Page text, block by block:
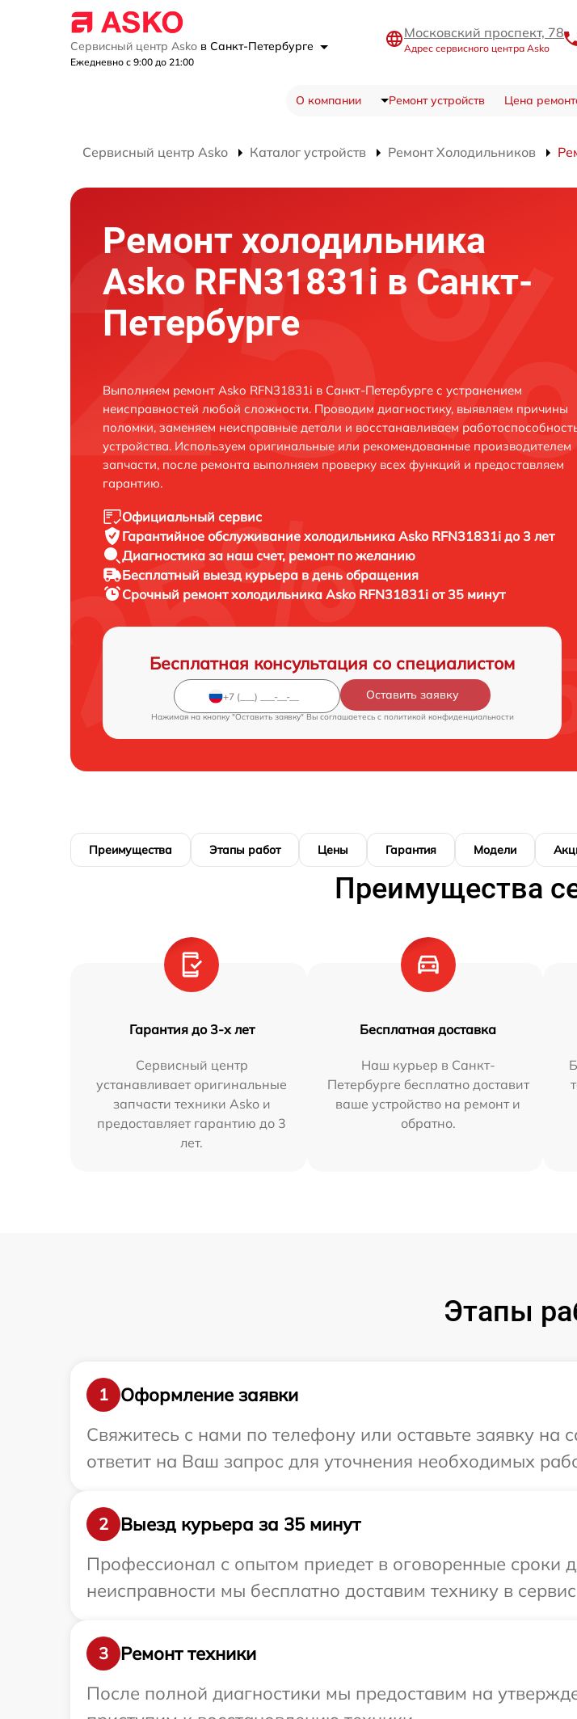
Сервисный центр Asko в Санкт-Петербурге
Ежедневно с 9:00 до 21:00
Московский проспект, 78
Адрес сервисного центра Asko
О компании Ремонт устройств Цена
Сервисный центр Asko Каталог устройств Ремонт Холодильников
Ремонт холодильника
Asko RFN31831i в Санкт-
Петербурге
Выполняем ремонт Asko RFN31831i в Санкт-Петербурге с устранением
неисправностей любой сложности. Проводим диагностику, выявляем причины
поломки, заменяем неисправные детали и восстанавливаем
устройства. Используем оригинальные или рекомендованные производителем
запчасти, после ремонта выполняем проверку всех функций и предоставляем
гарантию.
Официальный сервис
Гарантийное обслуживание холодильника Asko RFN31831i до 3 лет
Диагностика за наш счет, ремонт по желанию
Бесплатный выезд курьера в день обращения
Срочный ремонтхолодильника Asko RFN31831i от 35 минут
Бесплатная консультация со специалистом
Оставить заявку
Нажимая на кнопку "Оставить заявку" Вы соглашаетесь c политикой конфиденциальности
Преимущества Этапы работ Цены Гарантия Модели
Преимущества
Гарантия до 3-х лет
Сервисный центр
устанавливает оригинальные
запчасти техники Asko и
предоставляет гарантию до 3
лет.
Бесплатная доставка
Наш курьер в Санкт-
Петербурге бесплатно доставит
ваше устройство на ремонт и
обратно.
Этапы
1
Оформление заявки
Свяжитесь с нами по телефону или оставьте заявку на
ответит на Ваш запрос для уточнения необходимых
2
Выезд курьера за 35 минут
Профессионал с опытом приедет в оговоренные сроки
неисправности мы бесплатно доставим технику в
3
Ремонт техники
После полной диагностики мы предоставим на